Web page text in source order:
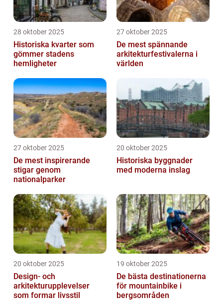
28 oktober 2025
Historiska kvarter som
gömmer stadens
hemligheter
27 oktober 2025
De mest spännande
arkitekturfestivalerna i
världen
27 oktober 2025
De mest inspirerande
stigar genom
nationalparker
20 oktober 2025
Historiska byggnader
med moderna inslag
20 oktober 2025
Design- och
arkitekturupplevelser
som formar livsstil
19 oktober 2025
De bästa destinationerna
för mountainbike i
bergsområden